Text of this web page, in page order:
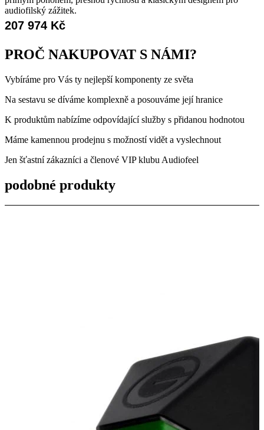
audiofilský zážitek.
207 974 Kč
PROČ NAKUPOVAT S NÁMI?
Vybíráme pro Vás ty nejlepší komponenty ze světa
Na sestavu se díváme komplexně a posouváme její hranice
K produktům nabízíme odpovídající služby s přidanou hodnotou
Máme kamennou prodejnu s možností vidět a vyslechnout
Jen šťastní zákazníci a členové VIP klubu Audiofeel
podobné produkty